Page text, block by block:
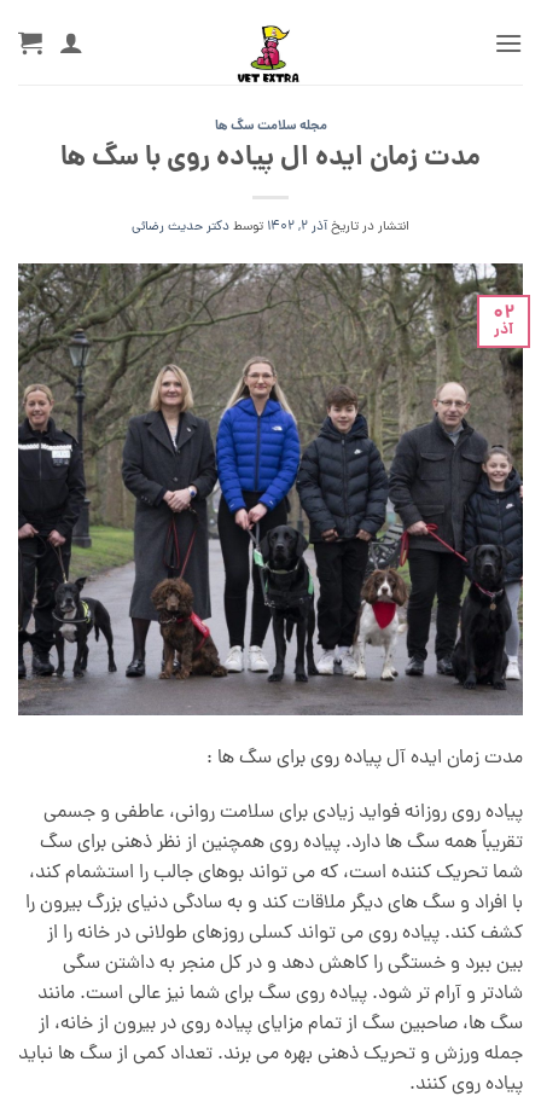
مجله سلامت سگ ها
مدت زمان ایده ال پیاده روی با سگ ها
انتشار در تاریخآذر 2, 1402 توسطدکتر حدیث رضائی
02
آذر
مدت زمان ایده آل پیاده روی برای سگ ها :
پیاده روی روزانه فواید زیادی برای سلامت روانی، عاطفی و جسمی
تقریباً همه سگ ها دارد. پیاده روی همچنین از نظر ذهنی برای سگ
شما تحریک کننده است، که می تواند بوهای جالب را استشمام کند،
با افراد و سگ های دیگر ملاقات کند و به سادگی دنیای بزرگ بیرون را
کشف کند. پیاده روی می تواند کسلی روزهای طولانی در خانه را از
بین ببرد و خستگی را کاهش دهد و در کل منجر به داشتن سگی
شادتر و آرام تر شود. پیاده روی سگ برای شما نیز عالی است. مانند
سگ ها، صاحبین سگ از تمام مزایای پیاده روی در بیرون از خانه، از
جمله ورزش و تحریک ذهنی بهره می برند. تعداد کمی از سگ ها نباید
پیاده روی کنند.